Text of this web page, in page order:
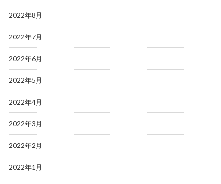
2022年8月
2022年7月
2022年6月
2022年5月
2022年4月
2022年3月
2022年2月
2022年1月